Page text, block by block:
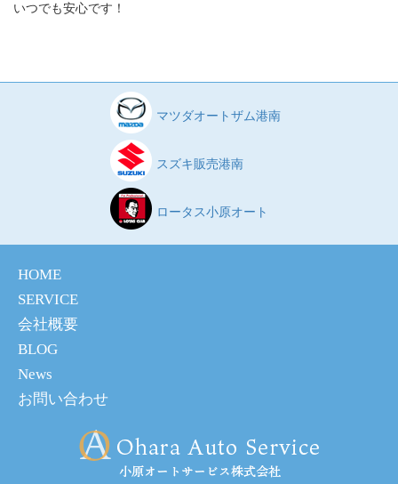
いつでも安心です！
マツダオートザム港南
スズキ販売港南
ロータス小原オート
HOME
SERVICE
会社概要
BLOG
News
お問い合わせ